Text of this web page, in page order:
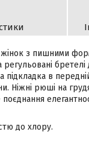
з пишними
регульовані
підкладка в
Ніжні рюші на
до хлору.